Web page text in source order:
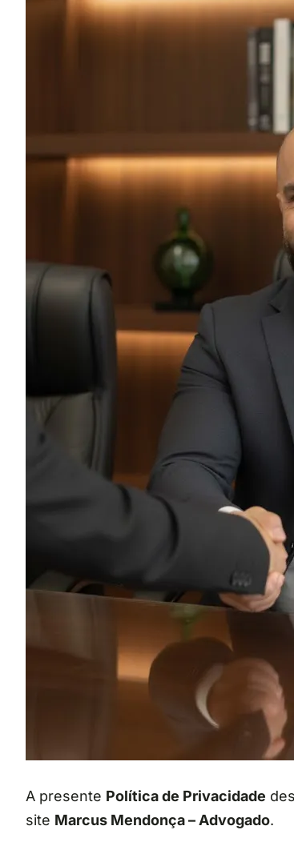
A presente Política de Privacidade
site Marcus Mendonça – Advogado.